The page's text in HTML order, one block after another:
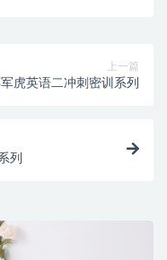
上一篇
虎英语二冲刺密训系列
列